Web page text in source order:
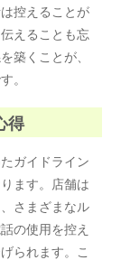
控えることが
えることも忘
築くことが、
。
得
ガイドライン
ます。店舗は
さまざまなル
の使用を控え
られます。こ